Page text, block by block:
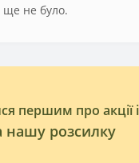
ще не було.
першим про акції
нашу розсилку